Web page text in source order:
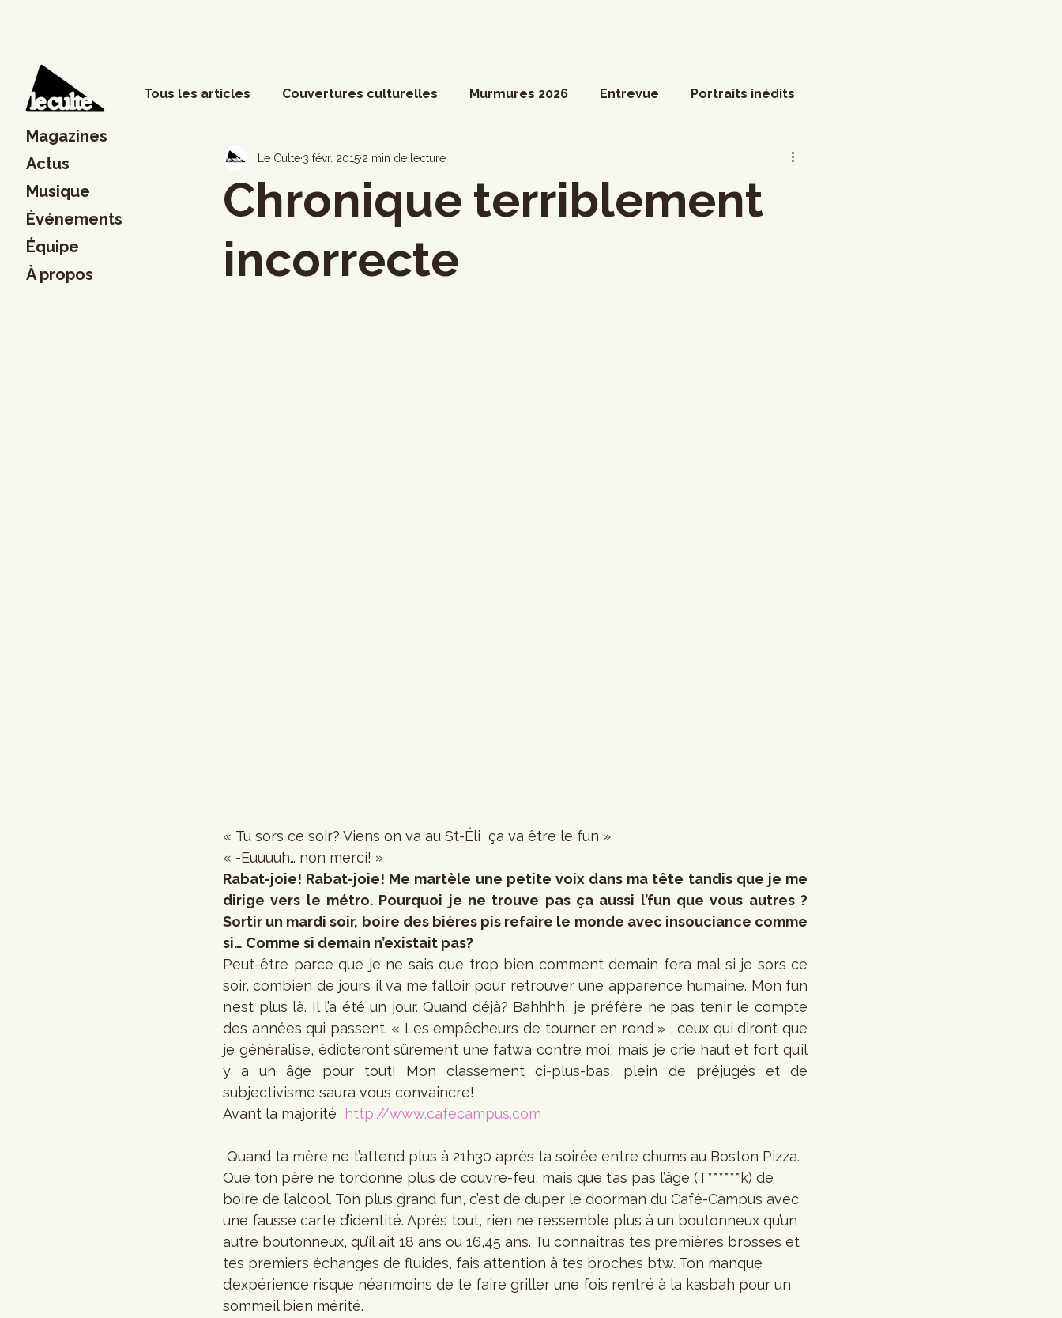
Magazines
Actus
Musique
Événements
Équipe
À propos
Tous les articles Couvertures culturelles Murmures 2026 Entrevue Portraits inédits
Phénomènes sociaux Dossier spécial Arts visuels
Musique Société Divers Coup de coeur francophone Marathon
Chronique terriblement
incorrecte
Le Culte 3 févr. 2015 2 min de lecture
« Tu sors ce soir? Viens on va au St-Éli  ça va être le fun »
« -Euuuuh… non merci! »
Rabat-joie! Rabat-joie! Me martèle une petite voix dans ma tête tandis que je me
dirige vers le métro. Pourquoi je ne trouve pas ça aussi l’fun que vous autres ?
Sortir un mardi soir, boire des bières pis refaire le monde avec insouciance comme
si… Comme si demain n’existait pas?
Peut-être parce que je ne sais que trop bien comment demain fera mal si je sors ce
soir, combien de jours il va me falloir pour retrouver une apparence humaine. Mon fun
n’est plus là. Il l’a été un jour. Quand déjà? Bahhhh, je préfère ne pas tenir le compte
des années qui passent. « Les empêcheurs de tourner en rond » , ceux qui diront que
je généralise, édicteront sûrement une fatwa contre moi, mais je crie haut et fort qu’il
y a un âge pour tout! Mon classement ci-plus-bas, plein de préjugés et de
subjectivisme saura vous convaincre!
Avant la majorité
http://www.cafecampus.com
Que ton père ne t’ordonne plus de couvre-feu, mais que t’as pas l’âge (T******k) de
boire de l’alcool. Ton plus grand fun, c’est de duper le doorman du Café-Campus avec
une fausse carte d’identité. Après tout, rien ne ressemble plus à un boutonneux qu’un
autre boutonneux, qu’il ait 18 ans ou 16,45 ans. Tu connaîtras tes premières brosses et
tes premiers échanges de fluides, fais attention à tes broches btw. Ton manque
d’expérience risque néanmoins de te faire griller une fois rentré à la kasbah pour un
sommeil bien mérité.